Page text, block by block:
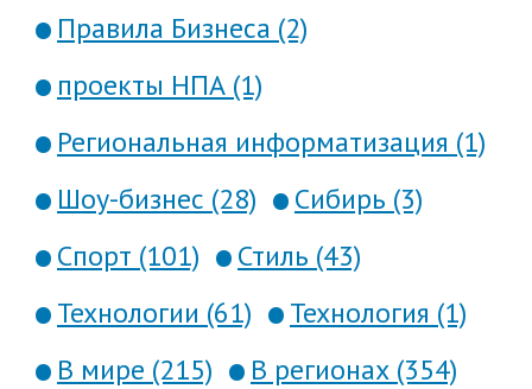
Правила Бизнеса (2)
проекты НПА (1)
Региональная информатизация (1)
Шоу-бизнес (28)
Сибирь (3)
Спорт (101)
Стиль (43)
Технологии (61)
Технология (1)
В мире (215)
В регионах (354)